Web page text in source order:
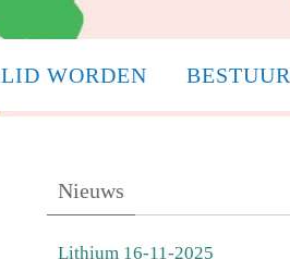
LID WORDEN BESTUUR
Nieuws
Lithium 16-11-2025